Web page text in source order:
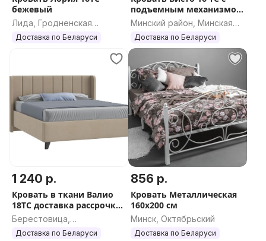
бежевый
Лида, Гродненская
область
Доставка по Беларуси
подъемным механизмом
серая
Минский район, Минская
область
Доставка по Беларуси
1 240 р.
Кровать в ткани Валио
18ТС доставка рассрочка
РБ
Берестовица,
Гродненская область
Доставка по Беларуси
856 р.
Кровать Металлическая
160х200 см
Минск, Октябрьский
Доставка по Беларуси